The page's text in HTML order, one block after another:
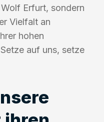
Erfurt, sondern
Vielfalt an
hohen
auf uns, setze